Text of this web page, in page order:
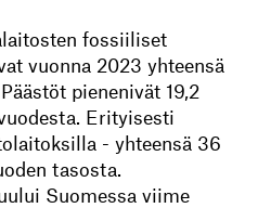
fossiiliset
vuonna 2023 yhteensä
pienenivät 19,2
Erityisesti
- yhteensä 36
tasosta.
Suomessa viime